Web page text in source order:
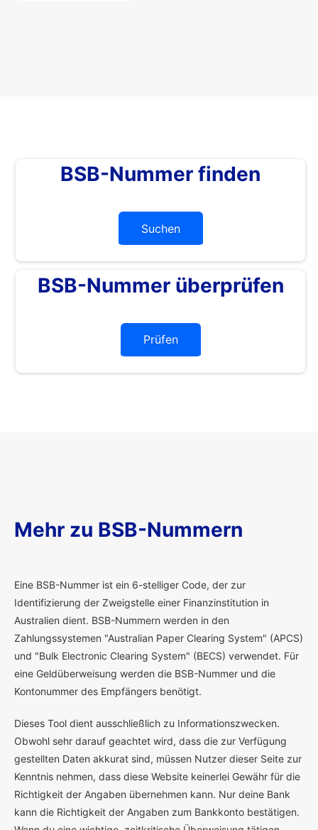
BSB-Nummer finden
Suchen
BSB-Nummer überprüfen
Prüfen
Mehr zu BSB-Nummern
Eine BSB-Nummer ist ein 6-stelliger Code, der zur
Identifizierung der Zweigstelle einer Finanzinstitution in
Australien dient. BSB-Nummern werden in den
Zahlungssystemen "Australian Paper Clearing System" (APCS)
und "Bulk Electronic Clearing System" (BECS) verwendet. Für
eine Geldüberweisung werden die BSB-Nummer und die
Kontonummer des Empfängers benötigt.
Dieses Tool dient ausschließlich zu Informationszwecken.
Obwohl sehr darauf geachtet wird, dass die zur Verfügung
gestellten Daten akkurat sind, müssen Nutzer dieser Seite zur
Kenntnis nehmen, dass diese Website keinerlei Gewähr für die
Richtigkeit der Angaben übernehmen kann. Nur deine Bank
kann die Richtigkeit der Angaben zum Bankkonto bestätigen.